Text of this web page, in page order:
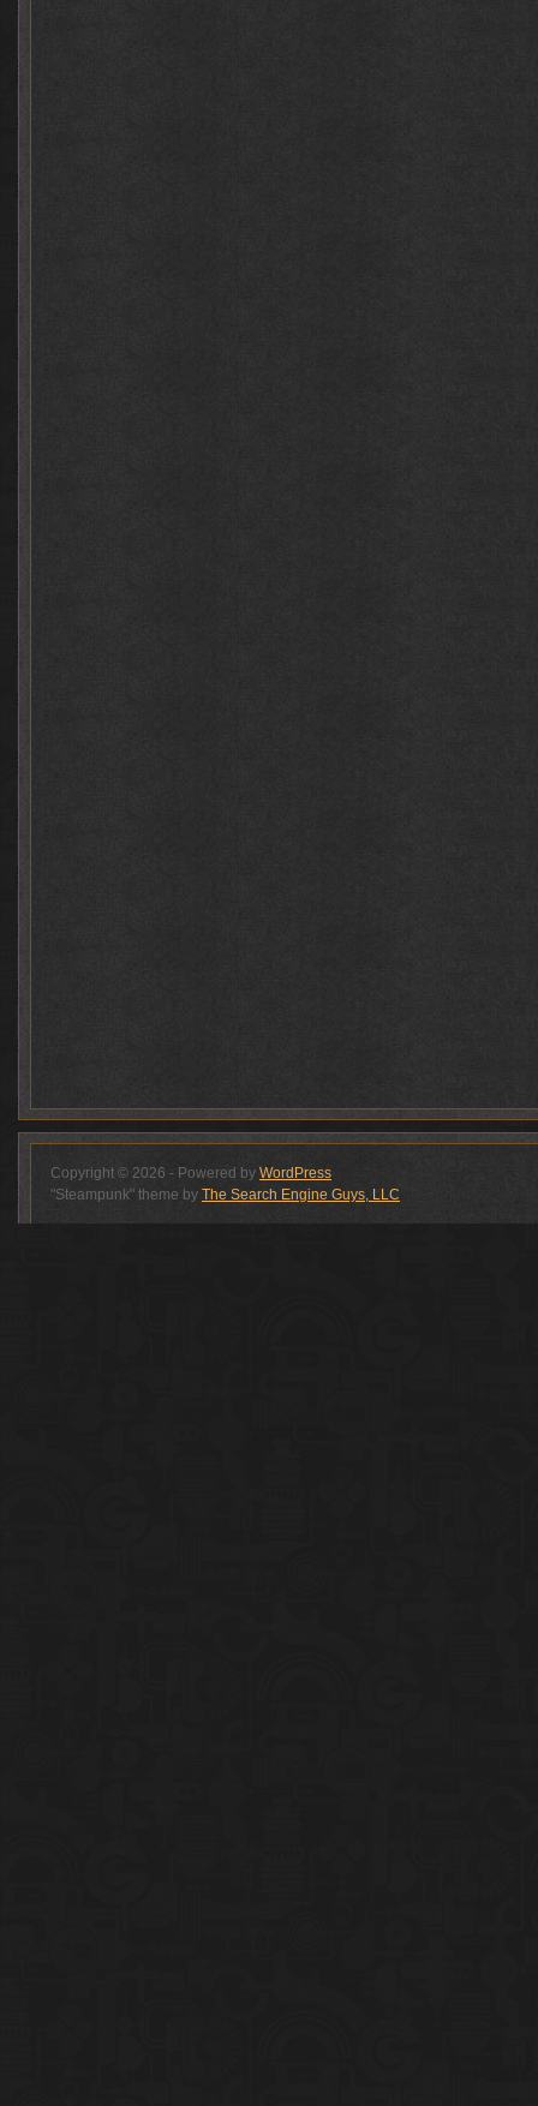
Copyright © 2026 - Powered by WordPress
"Steampunk" theme by The Search Engine Guys, LLC